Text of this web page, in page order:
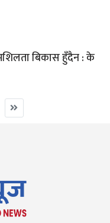
बिकास हुँदैन : के